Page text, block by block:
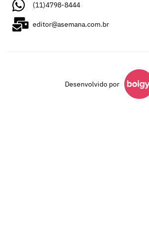
(11)4798-8444
editor@asemana.com.br
Desenvolvido por